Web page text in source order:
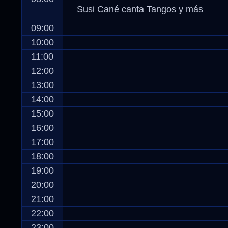
Susi Cané canta Tangos y más
09:00
10:00
11:00
12:00
13:00
14:00
15:00
16:00
17:00
18:00
19:00
20:00
21:00
22:00